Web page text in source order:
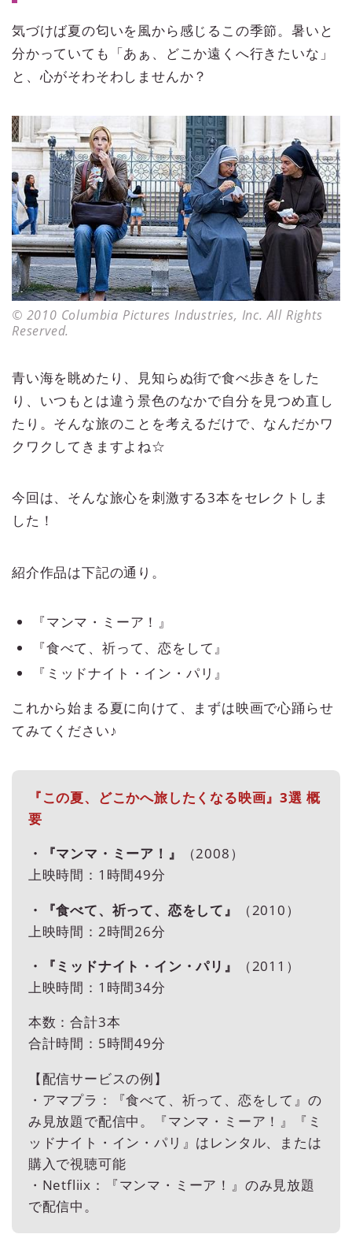
気づけば夏の匂いを風から感じるこの季節。暑いと
分かっていても「あぁ、どこか遠くへ行きたいな」
と、心がそわそわしませんか？
© 2010 Columbia Pictures Industries, Inc. All Rights
Reserved.
青い海を眺めたり、見知らぬ街で食べ歩きをした
り、いつもとは違う景色のなかで自分を見つめ直し
たり。そんな旅のことを考えるだけで、なんだかワ
クワクしてきますよね☆
今回は、そんな旅心を刺激する3本をセレクトしま
した！
紹介作品は下記の通り。
『マンマ・ミーア！』
『食べて、祈って、恋をして』
『ミッドナイト・イン・パリ』
これから始まる夏に向けて、まずは映画で心踊らせ
てみてください♪
『この夏、どこかへ旅したくなる映画』3選 概
要
・『マンマ・ミーア！』
（2008）
上映時間：1時間49分
・『食べて、祈って、恋をして』
（2010）
上映時間：2時間26分
・『ミッドナイト・イン・パリ』
（2011）
上映時間：1時間34分
本数：合計3本
合計時間：5時間49分
【配信サービスの例】
・アマプラ：『食べて、祈って、恋をして』の
み見放題で配信中。『マンマ・ミーア！』『ミ
ッドナイト・イン・パリ』はレンタル、または
購入で視聴可能
・Netfliix：『マンマ・ミーア！』のみ見放題
で配信中。